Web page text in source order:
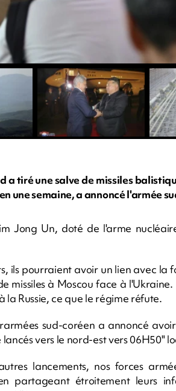
a tiré une salve de missiles
une semaine, a annoncé l'armée
Jong Un, doté de l'arme
ils pourraient avoir un lien avec
missiles à Moscou face à
la Russie, ce que le régime réfute.
sud-coréen a annoncé
vers le nord-est vers 06H50"
lancements, nos forces
partageant étroitement leurs